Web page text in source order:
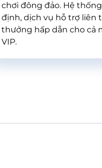
chơi đông đảo. Hệ
định, dịch vụ hỗ trợ liên
thưởng hấp dẫn cho cả
VIP.